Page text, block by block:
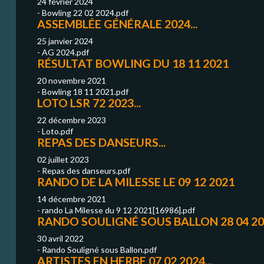
- Bowling 22 02 2024.pdf
ASSEMBLÉE GÉNÉRALE 2024...
25 janvier 2024
- AG 2024.pdf
RÉSULTAT BOWLING DU 18 11 2021
20 novembre 2021
- Bowling 18 11 2021.pdf
LOTO LSR 72 2023...
22 décembre 2023
- Loto.pdf
REPAS DES DANSEURS...
02 juillet 2023
- Repas des danseurs.pdf
RANDO DE LA MILESSE LE 09 12 2021
14 décembre 2021
- rando La Milesse du 9 12 2021[16986].pdf
RANDO SOULIGNÉ SOUS BALLON 28 04
30 avril 2022
- Rando Souligné sous Ballon.pdf
ARTISTES EN HERBE 07 02 2024...